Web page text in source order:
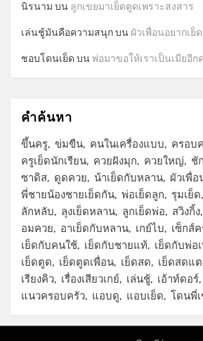
นิรนาม บน ลูกเขยมาเย็ดตูดเพราะสงสาร
เล่นชู้มันคือความสนุกบน ผัวเพื่อนอยากเย็
ชอบโดนเย็ด บนพ่อมาขอให้เราเป็นเมียอีก
คำค้นหา
ขึ้นครู ข่มขืน คนในเครื่องแบบ
ครอบ
ครูเย็ดนักเรียน
ควยฝังมุก ควยใหญ่ ชั
ซาดิส
ดูดควย น้าเย็ดกับหลาน
ผัวเพื่อ
พี่ชายน้องชายเย็ดกัน พ่อเย็ดลูก รุมเย็ด
ลักหลับ
ลุงเย็ดหลาน ลูกเย็ดพ่อ สวิงกิ้ง
อมควย
อาเย็ดกับหลาน เกย์ไบ เซ็กส์
เย็ดกับคนใช้
เย็ดกับชายแท้ เย็ดกับพ่อ
เย็ดตูด
เย็ดตูดเพื่อน เย็ดสด เย็ดสดแ
เรียงคิว
เรื่องเสียวเกย์ เล่นชู้ เอ้าท์ดอร์
แนวครอบครัว
แอบดู แอบเย็ด โดนพี่